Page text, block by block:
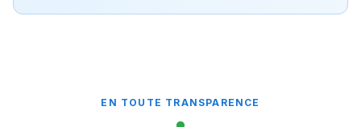
EN TOUTE TRANSPARENCE